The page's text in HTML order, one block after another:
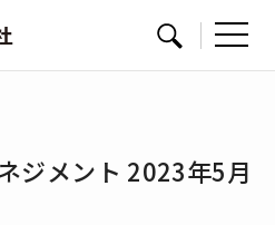
ジメント 2023年5月